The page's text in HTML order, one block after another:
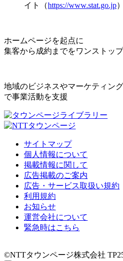
イト（https://www.stat.go.jp
ホームページを起点に
集客から成約までをワンストッ
地域のビジネスやマーケティン
で事業活動を支援
サイトマップ
個人情報について
掲載情報に関して
広告掲載のご案内
広告・サービス取扱い規約
利用規約
お知らせ
運営会社について
緊急時はこちら
©NTTタウンページ株式会社